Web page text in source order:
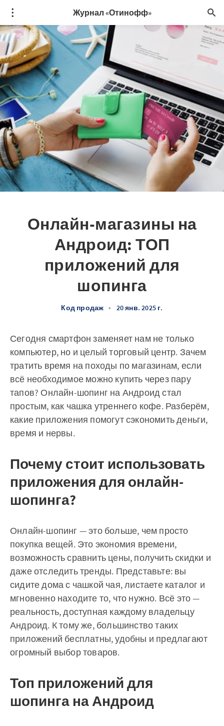
Журнал «Отинофф»
Онлайн-магазины на
Андроид: ТОП
приложений для
шопинга
Код продаж • 20 янв. 2025 г.
Сегодня смартфон заменяет нам не только
компьютер, но и целый торговый центр. Зачем
тратить время на походы по магазинам, если
всё необходимое можно купить через пару
тапов? Онлайн-шопинг на Андроид стал
простым, как чашка утреннего кофе. Разберём,
какие приложения помогут сэкономить деньги,
время и нервы.
Почему стоит использовать
приложения для онлайн-
шопинга?
Онлайн-шопинг — это больше, чем просто
покупка вещей. Это экономия времени,
возможность сравнить цены, получить скидки и
даже отследить тренды. Представьте: вы
сидите дома с чашкой чая, листаете каталог и
мгновенно находите то, что нужно. Всё это —
реальность, доступная каждому владельцу
Андроид. К тому же, большинство таких
приложений бесплатны, удобны и предлагают
огромный выбор товаров.
Топ приложений для
шопинга на Андроид